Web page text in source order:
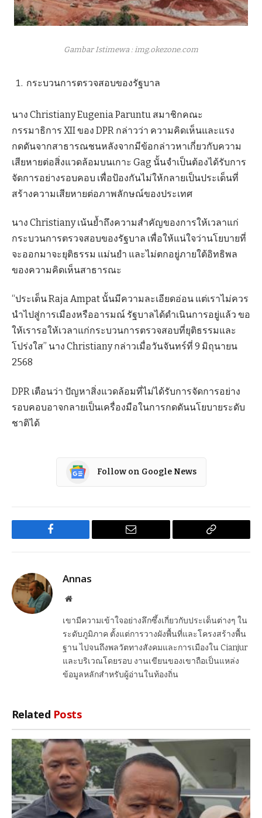
Gambar Istimewa : img.okezone.com
กระบวนการตรวจสอบของรัฐบาล
นาง Christiany Eugenia Paruntu สมาชิกคณะ
กรรมาธิการ XII ของ DPR กล่าวว่า ความคิดเห็นและแรง
กดดันจากสาธารณชนหลังจากมีข้อกล่าวหาเกี่ยวกับความ
เสียหายต่อสิ่งแวดล้อมบนเกาะ Gag นั้นจำเป็นต้องได้รับการ
จัดการอย่างรอบคอบ เพื่อป้องกันไม่ให้กลายเป็นประเด็นที่
สร้างความเสียหายต่อภาพลักษณ์ของประเทศ
นาง Christiany เน้นย้ำถึงความสำคัญของการให้เวลาแก่
กระบวนการตรวจสอบของรัฐบาล เพื่อให้แน่ใจว่านโยบายที่
จะออกมาจะยุติธรรม แม่นยำ และไม่ตกอยู่ภายใต้อิทธิพล
ของความคิดเห็นสาธารณะ
“ประเด็น Raja Ampat นั้นมีความละเอียดอ่อน แต่เราไม่ควร
นำไปสู่การเมืองหรืออารมณ์ รัฐบาลได้ดำเนินการอยู่แล้ว ขอ
ให้เรารอให้เวลาแก่กระบวนการตรวจสอบที่ยุติธรรมและ
โปร่งใส” นาง Christiany กล่าวเมื่อวันจันทร์ที่ 9 มิถุนายน
2568
DPR เตือนว่า ปัญหาสิ่งแวดล้อมที่ไม่ได้รับการจัดการอย่าง
รอบคอบอาจกลายเป็นเครื่องมือในการกดดันนโยบายระดับ
ชาติได้
Follow on Google News
Facebook Email
Copy
Annas
Website
เขามีความเข้าใจอย่างลึกซึ้งเกี่ยวกับประเด็นต่างๆ ใน
ระดับภูมิภาค ตั้งแต่การวางผังพื้นที่และโครงสร้างพื้น
ฐาน ไปจนถึงพลวัตทางสังคมและการเมืองใน Cianjur
และบริเวณโดยรอบ งานเขียนของเขาถือเป็นแหล่ง
ข้อมูลหลักสำหรับผู้อ่านในท้องถิ่น
Related Posts